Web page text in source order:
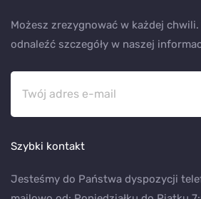
Możesz zrezygnować w każdej
odnaleźć szczegóły w naszej
Szybki kontakt
Jesteśmy do Państwa dyspozycji